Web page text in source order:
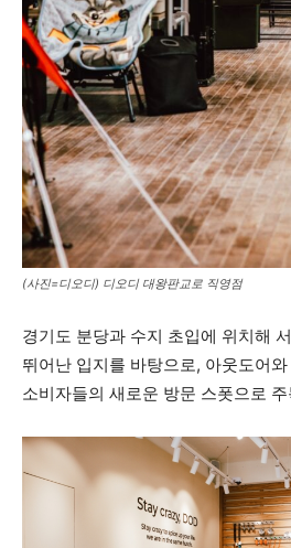
(사진=디오디) 디오디 대왕판교로 직영점
경기도 분당과 수지 초입에 위치해
뛰어난 입지를 바탕으로, 아웃도어
소비자들의 새로운 방문 스폿으로